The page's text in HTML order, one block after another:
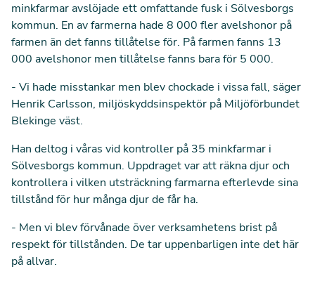
minkfarmar avslöjade ett omfattande fusk i Sölvesborgs
kommun. En av farmerna hade 8 000 fler avelshonor på
farmen än det fanns tillåtelse för. På farmen fanns 13
000 avelshonor men tillåtelse fanns bara för 5 000.
- Vi hade misstankar men blev chockade i vissa fall, säger
Henrik Carlsson, miljöskyddsinspektör på Miljöförbundet
Blekinge väst.
Han deltog i våras vid kontroller på 35 minkfarmar i
Sölvesborgs kommun. Uppdraget var att räkna djur och
kontrollera i vilken utsträckning farmarna efterlevde sina
tillstånd för hur många djur de får ha.
- Men vi blev förvånade över verksamhetens brist på
respekt för tillstånden. De tar uppenbarligen inte det här
på allvar.